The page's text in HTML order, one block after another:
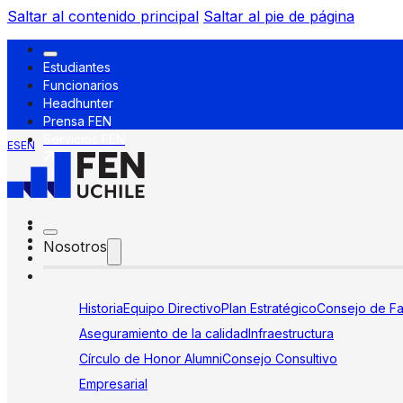
Saltar al contenido principal Saltar al pie de página
Estudiantes
Funcionarios
Headhunter
Prensa FEN
ESEN
Nosotros
HistoriaEquipo DirectivoPlan EstratégicoConsejo de
Aseguramiento de la calidadInfraestructura
Círculo de Honor AlumniConsejo Consultivo
Empresarial